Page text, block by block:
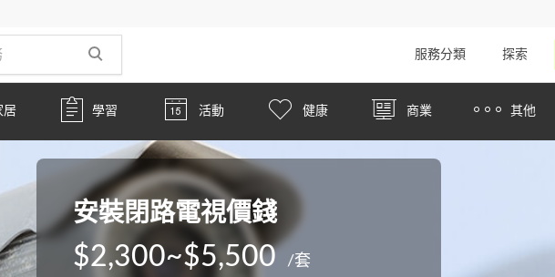
服務分類 探索
居 學習 活動 健康 商業 其他
安裝閉路電視價錢
$2,300~$5,500 /套